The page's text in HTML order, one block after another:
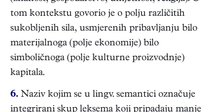
tom kontekstu govorio je o polju različitih
sukobljenih sila, usmjerenih pribavljanju bilo
materijalnoga (polje ekonomije) bilo
simboličnoga (polje kulturne proizvodnje)
kapitala.
6. Naziv kojim se u lingv. semantici označuje
integrirani skup leksema koji pripadaju manje